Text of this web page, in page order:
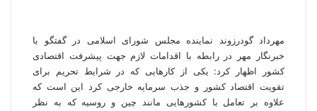
مهردادگودرزوند
نماینده مجلس شورای اسلامی در گفتگو با
خبرنگار مهر
در رابطه با اقدامات لازم جهت پیشرفت اقتصادی
کشور اظهار کرد: یکی از کارهایی که در شرایط تحریم برای
تقویت اقتصاد کشور و جذب سرمایه خارجی کرد این است که
علاوه بر تعامل با کشورهایی مانند چین و روسیه که به نظر